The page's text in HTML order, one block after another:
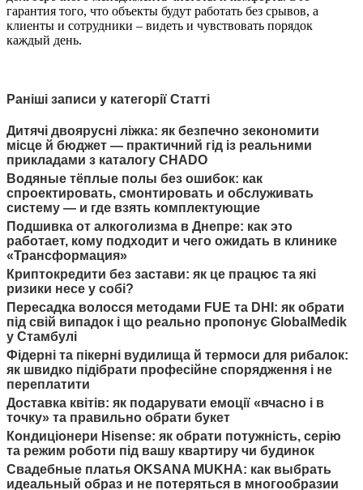
гарантия того, что объекты будут работать без срывов, а
клиенты и сотрудники – видеть и чувствовать порядок
каждый день.
Раніші записи у категорії Статті
Дитячі двоярусні ліжка: як безпечно зекономити
місце й бюджет — практичний гід із реальними
прикладами з каталогу CHADO
Водяные тёплые полы без ошибок: как
спроектировать, смонтировать и обслуживать
систему — и где взять комплектующие
Подшивка от алкоголизма в Днепре: как это
работает, кому подходит и чего ожидать в клинике
«Трансформация»
Криптокредити без застави: як це працює та які
ризики несе у собі?
Пересадка волосся методами FUE та DHI: як обрати
під свій випадок і що реально пропонує GlobalMedik
у Стамбулі
Фідерні та пікерні вудилища й термоси для рибалок:
як швидко підібрати професійне спорядження і не
переплатити
Доставка квітів: як подарувати емоції «вчасно і в
точку» та правильно обрати букет
Кондиціонери Hisense: як обрати потужність, серію
та режим роботи під вашу квартиру чи будинок
Свадебные платья OKSANA MUKHA: как выбрать
идеальный образ и не потеряться в многообразии